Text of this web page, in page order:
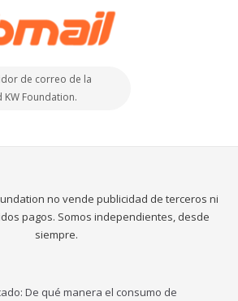
de correo de la
KW Foundation.
no vende publicidad de terceros ni
pagos. Somos independientes, desde
siempre.
De qué manera el consumo de